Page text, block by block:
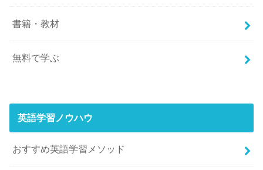
書籍・教材
無料で学ぶ
英語学習ノウハウ
おすすめ英語学習メソッド